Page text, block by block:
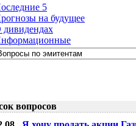
5
на будущее
вопросов